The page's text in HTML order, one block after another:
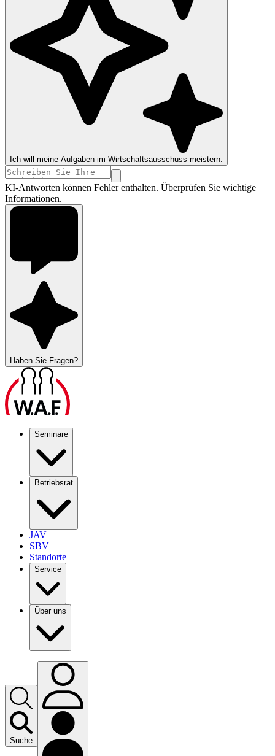
Ich will meine Aufgaben im Wirtschaftsausschuss meistern.
KI-Antworten können Fehler enthalten. Überprüfen Sie wichtige
Informationen.
Haben Sie Fragen?
Seminare
Betriebsrat
JAV
SBV
Standorte
Service
Über uns
Suche